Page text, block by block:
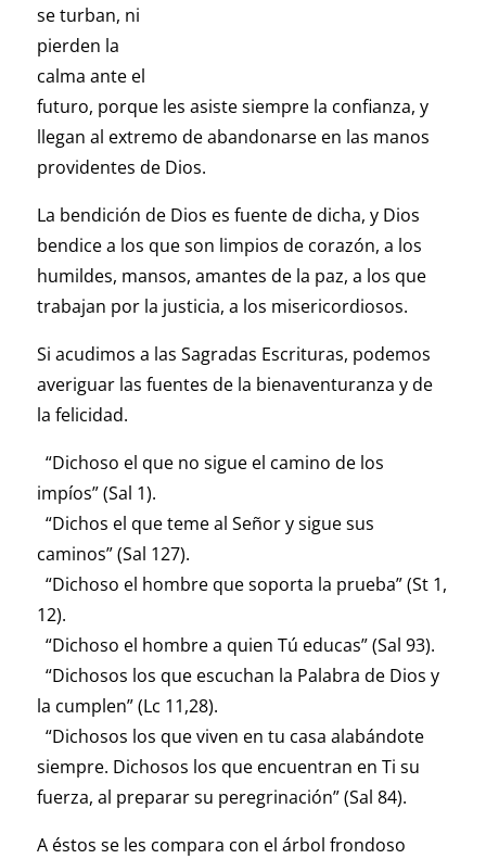
se turban, ni
pierden la
calma ante el
futuro, porque les asiste siempre la confianza, y
llegan al extremo de abandonarse en las manos
providentes de Dios.
La bendición de Dios es fuente de dicha, y Dios
bendice a los que son limpios de corazón, a los
humildes, mansos, amantes de la paz, a los que
trabajan por la justicia, a los misericordiosos.
Si acudimos a las Sagradas Escrituras, podemos
averiguar las fuentes de la bienaventuranza y de
la felicidad.
“Dichoso el que no sigue el camino de los
impíos” (Sal 1).
“Dichos el que teme al Señor y sigue sus
caminos” (Sal 127).
“Dichoso el hombre que soporta la prueba” (St 1,
12).
“Dichoso el hombre a quien Tú educas” (Sal 93).
“Dichosos los que escuchan la Palabra de Dios y
la cumplen” (Lc 11,28).
“Dichosos los que viven en tu casa alabándote
siempre. Dichosos los que encuentran en Ti su
fuerza, al preparar su peregrinación” (Sal 84).
A éstos se les compara con el árbol frondoso